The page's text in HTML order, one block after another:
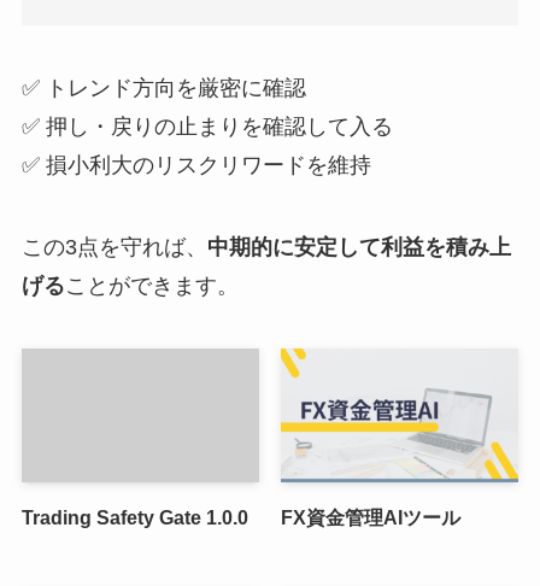
✅ トレンド方向を厳密に確認
✅ 押し・戻りの止まりを確認して入る
✅ 損小利大のリスクリワードを維持
この3点を守れば、 中期的に安定して利益を積み上
げることができます。
Trading Safety Gate 1.0.0 FX資金管理AIツール